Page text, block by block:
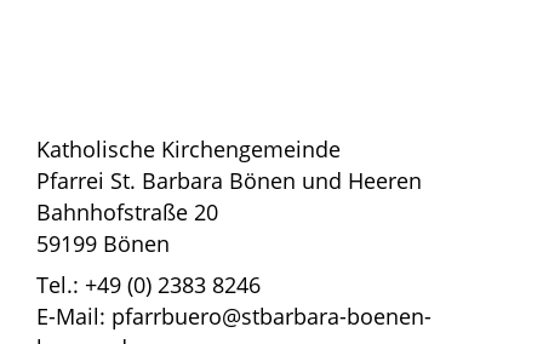
Katholische Kirchengemeinde
Pfarrei St. Barbara Bönen und Heeren
Bahnhofstraße 20
59199 Bönen
Tel.: +49 (0) 2383 8246
E-Mail: pfarrbuero@stbarbara-boenen-